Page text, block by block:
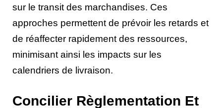
sur le transit des marchandises. Ces
approches permettent de prévoir les retards et
de réaffecter rapidement des ressources,
minimisant ainsi les impacts sur les
calendriers de livraison.
Concilier Règlementation Et